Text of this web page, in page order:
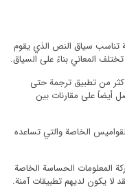
تناسب سياق النص الذي يقوم
المعاني بناءً على السياق.
من تطبيق ترجمة حتى
على مقارنات بين
الخاصة والتي تساعده
المعلومات الحساسة الخاصة
لا يكون لديهم تطبيقات آمنة.